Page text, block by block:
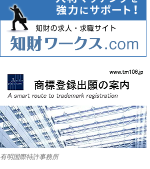
有明国際特許事務所